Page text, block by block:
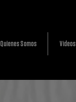
Quienes Somos Vídeos